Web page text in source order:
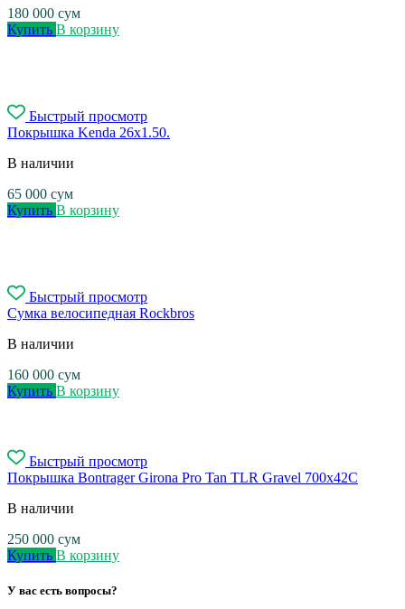
180 000 сум
Купить В корзину
Быстрый просмотр
Покрышка Kenda 26x1.50.
В наличии
65 000 сум
Купить В корзину
Быстрый просмотр
Сумка велосипедная Rockbros
В наличии
160 000 сум
Купить В корзину
Быстрый просмотр
Покрышка Bontrager Girona Pro Tan TLR Gravel 700x42C
В наличии
250 000 сум
Купить В корзину
У вас есть вопросы?